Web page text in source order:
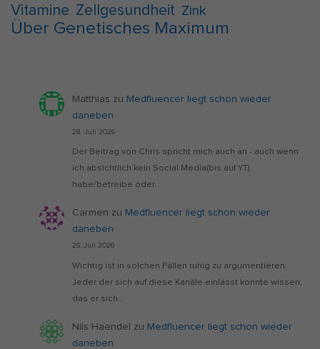
Vitamine Zellgesundheit Zink
Über Genetisches Maximum
Matthias zu Medfluencer liegt schon wieder
daneben
28. Juli 2026
Der Beitrag von Chris spricht mich auch an - auch wenn
ich absichtlich kein Social Media(bis auf YT)
habe/betreibe oder…
Carmen zu Medfluencer liegt schon wieder
daneben
26. Juli 2026
Wichtig ist in solchen Fällen ruhig zu argumentieren.
Jeder der sich auf diese Kanäle einlässt könnte wissen,
das er sich…
Nils Haendel zu Medfluencer liegt schon wieder
daneben